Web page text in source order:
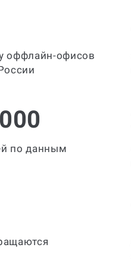
оффлайн-офисов
по данным